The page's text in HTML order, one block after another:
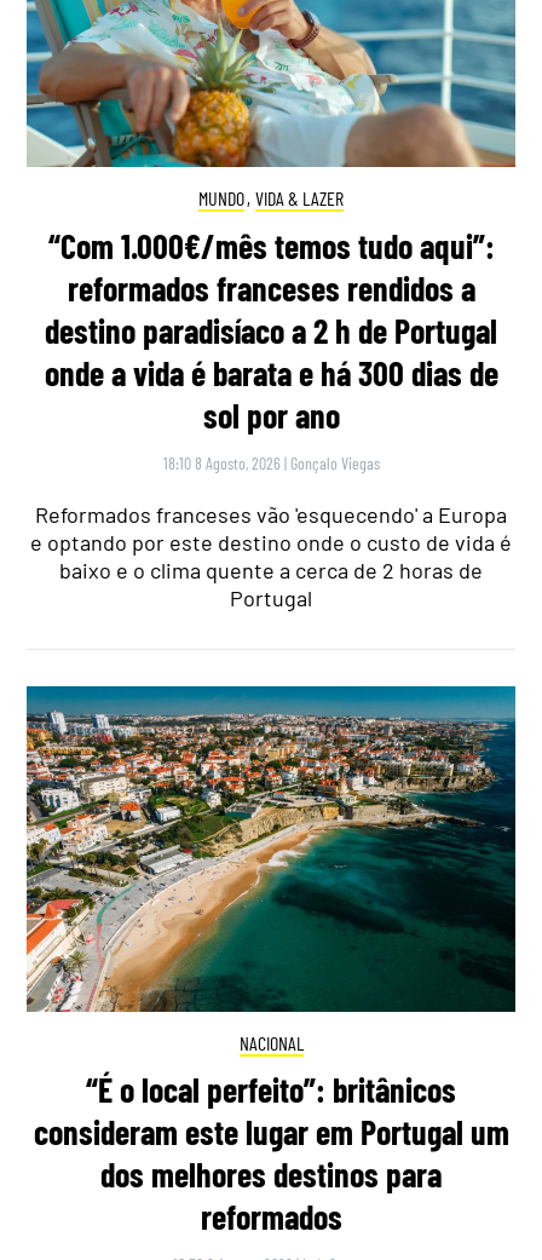
MUNDO, VIDA & LAZER
“Com 1.000€/mês temos tudo aqui”:
reformados franceses rendidos a
destino paradisíaco a 2 h de Portugal
onde a vida é barata e há 300 dias de
sol por ano
18:10 8 Agosto, 2026 | Gonçalo Viegas
Reformados franceses vão 'esquecendo' a Europa
e optando por este destino onde o custo de vida é
baixo e o clima quente a cerca de 2 horas de
Portugal
NACIONAL
“É o local perfeito”: britânicos
consideram este lugar em Portugal um
dos melhores destinos para
reformados